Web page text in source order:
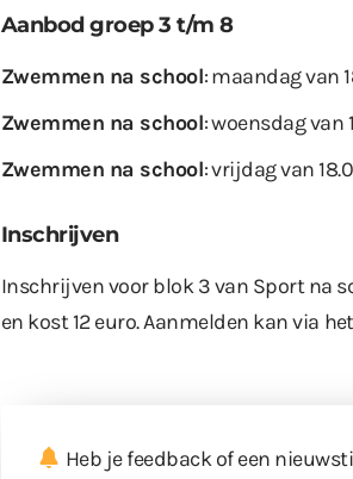
Aanbod groep 3 t/m 8
Zwemmen na school: maandag van
Zwemmen na school: woensdag van
Zwemmen na school: vrijdag van
Inschrijven
Inschrijven voor blok 3 van Sport na
en kost 12 euro. Aanmelden kan via
Heb je feedback of een